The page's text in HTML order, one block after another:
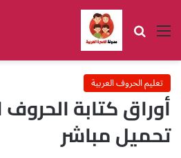
القائمة بحث عن
تعليم الحروف العربية
تحميل مباشر